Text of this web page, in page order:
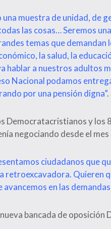
una muestra de unidad, de
las cosas… Seremos
temas que demandan
la salud, la
hablar a nuestros adultos
Nacional podamos
por una pensión digna”.
Democratacristianos y
negociando desde el mes
ciudadanos que
retroexcavadora. Quieren
en las
bancada de oposición